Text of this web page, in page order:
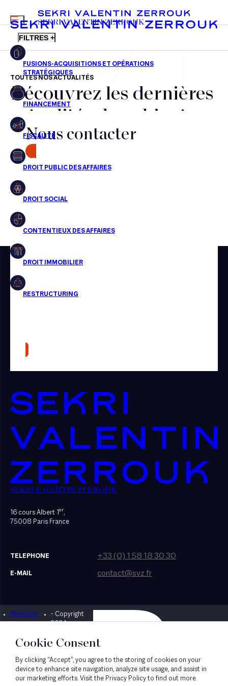
FR EN
MENU
SEKRI VALENTIN ZERROUK
FILTRES +
Fusions-acquisitions et opérations stratégiques
Financement
Fiscalité
Droit public des affaires
Droit social
Droit immobilier
Restructuring
Presse
TOUTES NOS ACTUALITÉS
Découvrez les dernières
actualités du cabinet,
nos récompenses et nos
transactions, jour après
jour
Aucun résultats pour cette recherche
Nous contacter
SEKRI VALENTIN ZERROUK
16 cours Albert 1er,
75008 Paris France
TELEPHONE +33 (0) 1 58 18 30 30
E-MAIL contact@svz.fr
Mentions
légales
- Copyright
2024
Designed by Bonhomme
Cookie Consent
By clicking “Accept”, you agree to the storing of cookies on your
device to enhance site navigation, analyze site usage, and assist in
our marketing efforts. Visit the Privacy Policy to find out more.